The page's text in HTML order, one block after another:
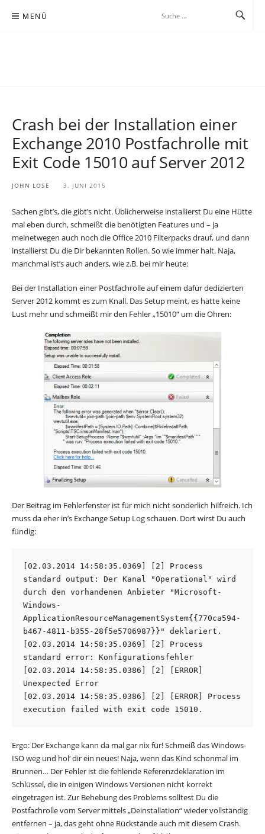
Inhalt MENÜ
Crash bei der Installation einer
Exchange 2010 Postfachrolle mit
Exit Code 15010 auf Server 2012
JOHN LOSE 3. JUNI 2015
Sachen gibt’s, die gibt’s nicht. Üblicherweise installierst Du eine Hütte
mal eben durch, schmeißt die benötigten Features und – ja
meinetwegen auch noch die Office 2010 Filterpacks drauf, und dann
installierst Du die Dir bekannten Rollen. So wie immer halt. Naja,
manchmal ist’s auch anders, wie z.B. bei mir heute:
Bei der Installation einer Postfachrolle auf einem dafür dedizierten
Server 2012 kommt es zum Knall. Das Setup meint, es hätte keine
Lust mehr und schmeißt mir den Fehler „15010“ um die Ohren:
Der Beitrag im Fehlerfenster ist für mich nicht sonderlich hilfreich. Ich
muss da eher in’s Exchange Setup Log schauen. Dort wirst Du auch
fündig:
[02.03.2014 14:58:35.0369] [2] Process
standard output: Der Kanal "Operational" wird
durch den vorhandenen Anbieter "Microsoft-
Windows-
ApplicationResourceManagementSystem{{770ca594-
b467-4811-b355-28f5e5706987}}" deklariert.
[02.03.2014 14:58:35.0369] [2] Process
standard error: Konfigurationsfehler
[02.03.2014 14:58:35.0386] [2] [ERROR]
Unexpected Error
[02.03.2014 14:58:35.0386] [2] [ERROR] Process
execution failed with exit code 15010.
Ergo: Der Exchange kann da mal gar nix für! Schmeiß das Windows-
ISO weg und hol‘ dir ein neues! Naja, wenn das Kind schonmal im
Brunnen… Der Fehler ist die fehlende Referenzdeklaration im
Schlüssel, die in einigen Windows Versionen nicht korrekt
eingetragen ist. Zur Behebung des Problems solltest Du die
Postfachrolle vom Server mittels „Deinstallation“ wieder vollständig
entfernen – ja, das geht ohne Rückstände auch mit diesem Crash.